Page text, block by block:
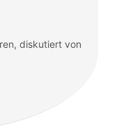
diskutiert von